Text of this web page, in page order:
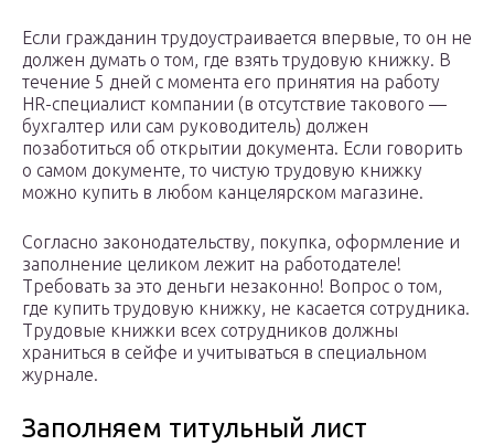
Если гражданин трудоустраивается впервые, то он не
должен думать о том, где взять трудовую книжку. В
течение 5 дней с момента его принятия на работу
HR-специалист компании (в отсутствие такового —
бухгалтер или сам руководитель) должен
позаботиться об открытии документа. Если говорить
о самом документе, то чистую трудовую книжку
можно купить в любом канцелярском магазине.
Согласно законодательству, покупка, оформление и
заполнение целиком лежит на работодателе!
Требовать за это деньги незаконно! Вопрос о том,
где купить трудовую книжку, не касается сотрудника.
Трудовые книжки всех сотрудников должны
храниться в сейфе и учитываться в специальном
журнале.
Заполняем титульный лист